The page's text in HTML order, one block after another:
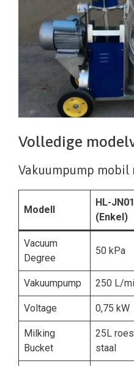
Volledige
Vakuumpump
Modell
HL-JN01
(Enkel)
Vacuum
Degree
50 kPa
Vakuumpump 250 L/
Voltage 0,75 kW
Milking
Bucket
25L
staal